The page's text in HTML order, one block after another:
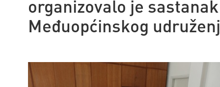
organizovalo je
Međuopćinskog